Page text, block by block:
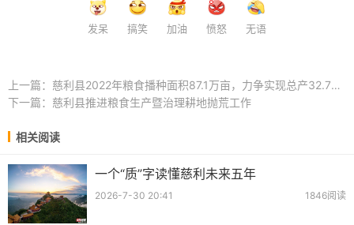
发呆 搞笑 加油 愤怒 无语
上一篇： 慈利县2022年粮食播种面积87.1万亩，力争实现总产32.7万吨
下一篇： 慈利县推进粮食生产暨治理耕地抛荒工作
相关阅读
一个“质”字读懂慈利未来五年
2026-7-30 20:41 1846阅读